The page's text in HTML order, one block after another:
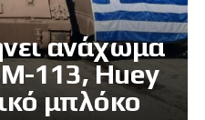
ανάχωμα
113, Huey
μπλόκο